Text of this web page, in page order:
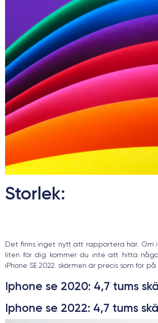
Storlek:
Det finns inget nytt att rapportera här. Om
liten för dig kommer du inte att hitta
iPhone SE 2022. skärmen är precis som för på
Iphone se 2020: 4,7 tums
Iphone se 2022: 4,7 tums